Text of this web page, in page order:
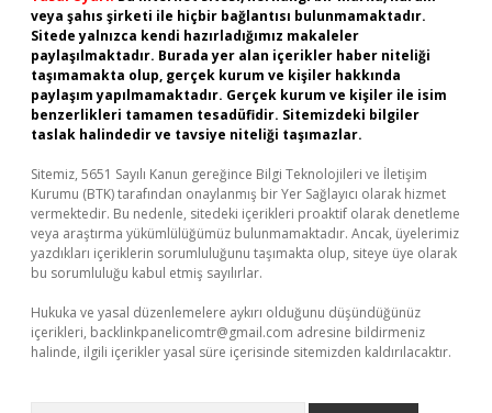
veya şahıs şirketi ile hiçbir bağlantısı bulunmamaktadır.
Sitede yalnızca kendi hazırladığımız makaleler
paylaşılmaktadır. Burada yer alan içerikler haber niteliği
taşımamakta olup, gerçek kurum ve kişiler hakkında
paylaşım yapılmamaktadır. Gerçek kurum ve kişiler ile isim
benzerlikleri tamamen tesadüfidir. Sitemizdeki bilgiler
taslak halindedir ve tavsiye niteliği taşımazlar.
Sitemiz, 5651 Sayılı Kanun gereğince Bilgi Teknolojileri ve İletişim
Kurumu (BTK) tarafından onaylanmış bir Yer Sağlayıcı olarak hizmet
vermektedir. Bu nedenle, sitedeki içerikleri proaktif olarak denetleme
veya araştırma yükümlülüğümüz bulunmamaktadır. Ancak, üyelerimiz
yazdıkları içeriklerin sorumluluğunu taşımakta olup, siteye üye olarak
bu sorumluluğu kabul etmiş sayılırlar.
Hukuka ve yasal düzenlemelere aykırı olduğunu düşündüğünüz
içerikleri, backlinkpanelicomtr@gmail.com adresine bildirmeniz
halinde, ilgili içerikler yasal süre içerisinde sitemizden kaldırılacaktır.